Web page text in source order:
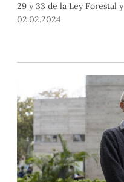
29 y 33 de la Ley Forestal
legislación ambiental,
02.02.2024